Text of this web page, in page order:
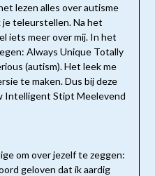
lezen alles over autisme
je teleurstellen. Na het
iets meer over mij. In het
Always Unique Totally
(autism). Het leek me
te maken. Dus bij deze
Intelligent Stipt Meelevend
om over jezelf te zeggen:
geloven dat ik aardig